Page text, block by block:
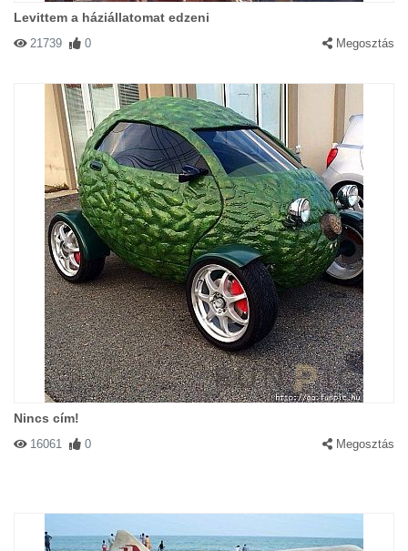
Levittem a háziállatomat edzeni
21739 0 Megosztás
Nincs cím!
16061 0 Megosztás